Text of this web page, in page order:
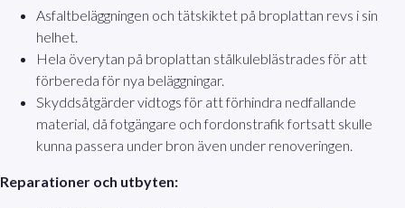
Asfaltbeläggningen och tätskiktet på broplattan revs i sin
helhet.
Hela överytan på broplattan stålkuleblästrades för att
förbereda för nya beläggningar.
Skyddsåtgärder vidtogs för att förhindra nedfallande
material, då fotgängare och fordonstrafik fortsatt skulle
kunna passera under bron även under renoveringen.
Reparationer och utbyten: